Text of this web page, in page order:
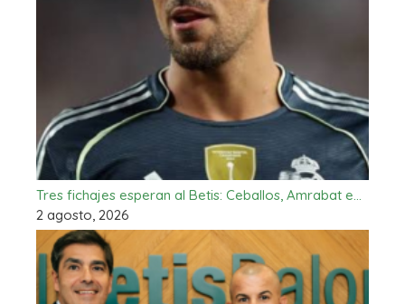
Tres fichajes esperan al Betis: Ceballos, Amrabat e…
2 agosto, 2026